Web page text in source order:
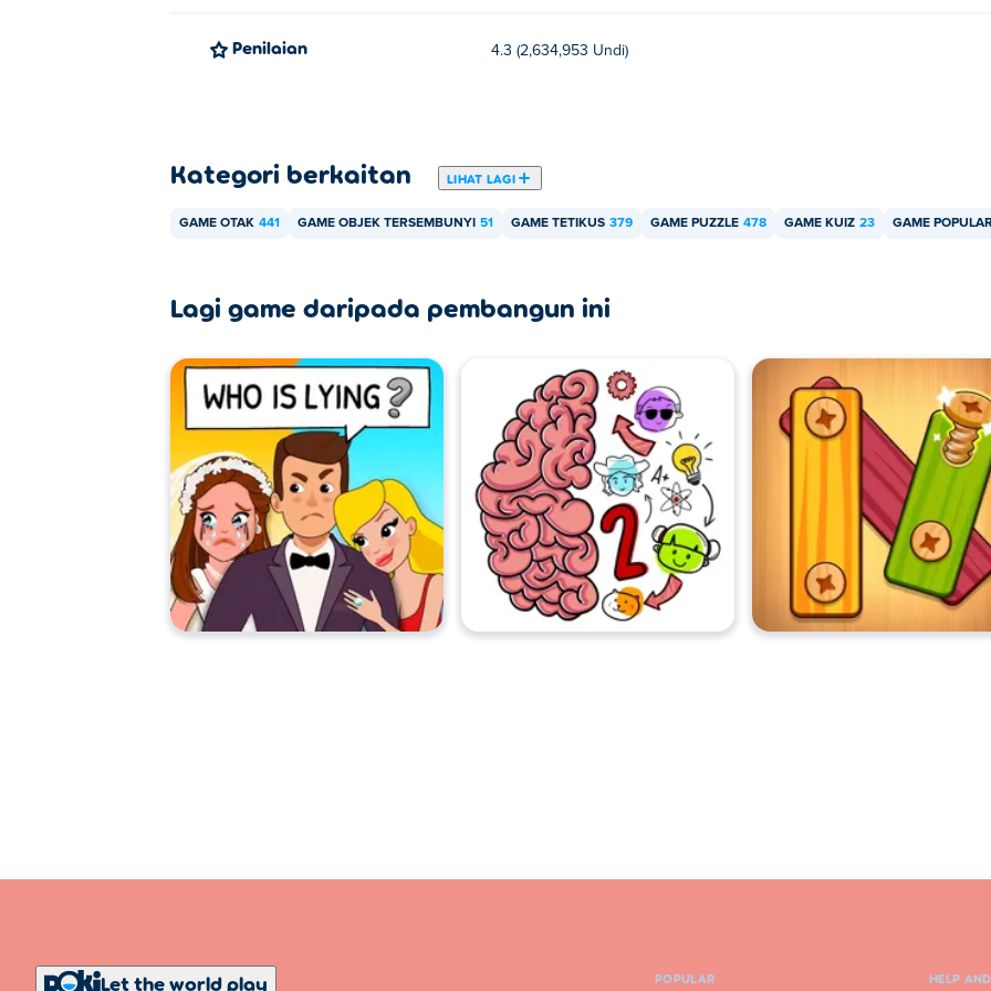
Penilaian 4.3 (2,634,953 Undi)
Kategori berkaitan LIHAT LAGI
GAME OTAK 441 GAME OBJEK TERSEMBUNYI 51 GAME TETIKUS 379 GAME PUZZLE 478 GAME KUIZ 23 GAME
Lagi game daripada pembangun ini
Let the world play POPULAR HELP